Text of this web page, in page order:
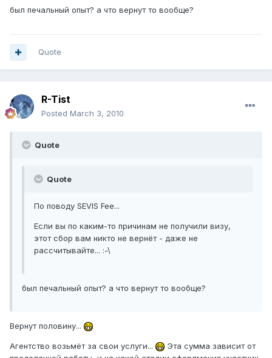
был печальный опыт? а что вернут то вообще?
Quote
R-Tist
Posted March 3, 2010
Quote
Quote
По поводу SEVIS Fee...
Если вы по каким-то причинам не получили визу,
этот сбор вам никто не вернёт - даже не
рассчитывайте... :-\
был печальный опыт? а что вернут то вообще?
Вернут половину...
Агентство возьмёт за свои услуги...
Эта сумма зависит от